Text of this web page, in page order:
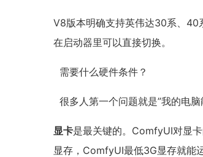
V8版本明确支持英伟达30系、40
在启动器里可以直接切换。
需要什么硬件条件？
很多人第一个问题就是”我的电脑
显卡是最关键的。ComfyUI对显
显存，ComfyUI最低3G显存就能